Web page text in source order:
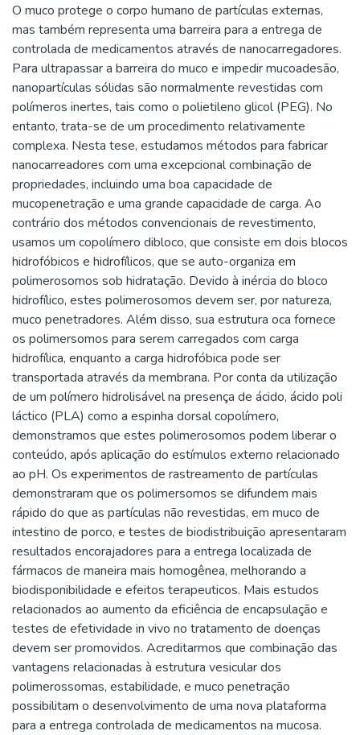
O muco protege o corpo humano de partículas externas,
mas também representa uma barreira para a entrega de
controlada de medicamentos através de nanocarregadores.
Para ultrapassar a barreira do muco e impedir mucoadesão,
nanopartículas sólidas são normalmente revestidas com
polímeros inertes, tais como o polietileno glicol (PEG). No
entanto, trata-se de um procedimento relativamente
complexa. Nesta tese, estudamos métodos para fabricar
nanocarreadores com uma excepcional combinação de
propriedades, incluindo uma boa capacidade de
mucopenetração e uma grande capacidade de carga. Ao
contrário dos métodos convencionais de revestimento,
usamos um copolímero dibloco, que consiste em dois blocos
hidrofóbicos e hidrofílicos, que se auto-organiza em
polimerosomos sob hidratação. Devido à inércia do bloco
hidrofílico, estes polimerosomos devem ser, por natureza,
muco penetradores. Além disso, sua estrutura oca fornece
os polimersomos para serem carregados com carga
hidrofílica, enquanto a carga hidrofóbica pode ser
transportada através da membrana. Por conta da utilização
de um polímero hidrolisável na presença de ácido, ácido poli
láctico (PLA) como a espinha dorsal copolímero,
demonstramos que estes polimerosomos podem liberar o
conteúdo, após aplicação do estímulos externo relacionado
ao pH. Os experimentos de rastreamento de partículas
demonstraram que os polimersomos se difundem mais
rápido do que as partículas não revestidas, em muco de
intestino de porco, e testes de biodistribuição apresentaram
resultados encorajadores para a entrega localizada de
fármacos de maneira mais homogênea, melhorando a
biodisponibilidade e efeitos terapeuticos. Mais estudos
relacionados ao aumento da eficiência de encapsulação e
testes de efetividade in vivo no tratamento de doenças
devem ser promovidos. Acreditarmos que combinação das
vantagens relacionadas à estrutura vesicular dos
polimerossomas, estabilidade, e muco penetração
possibilitam o desenvolvimento de uma nova plataforma
para a entrega controlada de medicamentos na mucosa.